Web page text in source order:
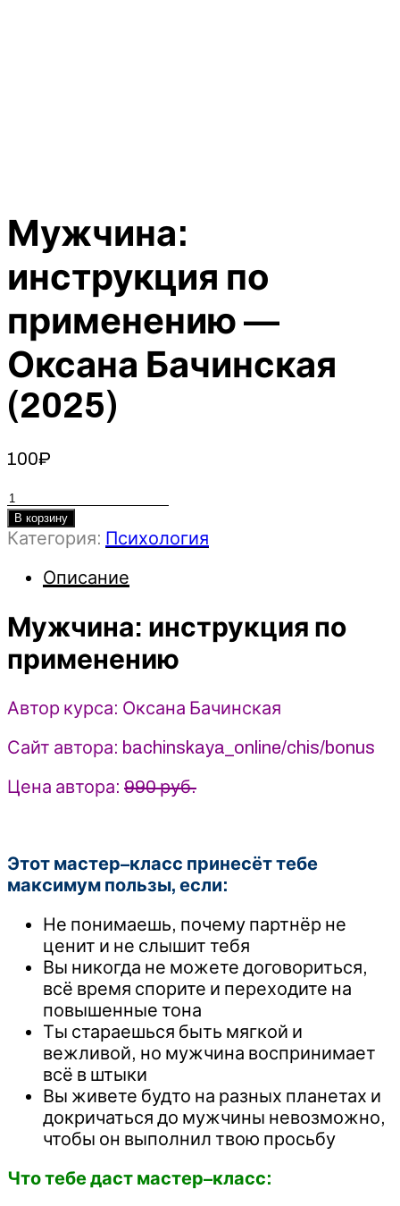
Мужчина:
инструкция по
применению —
Оксана Бачинская
(2025)
100₽
Количество
товара
Мужчина:
по
-
Оксана
Бачинская
В корзину
Категория: Психология
Описание
Мужчина: инструкция по
применению
Автор курса: Оксана Бачинская
Сайт автора: bachinskaya_online/chis/bonus
Цена автора: 990 руб.
Этот мастер–класс принесёт тебе
максимум пользы, если:
Не понимаешь, почему партнёр не
ценит и не слышит тебя
Вы никогда не можете договориться,
всё время спорите и переходите на
повышенные тона
Ты стараешься быть мягкой и
вежливой, но мужчина воспринимает
всё в штыки
Вы живете будто на разных планетах и
докричаться до мужчины невозможно,
чтобы он выполнил твою просьбу
Что тебе даст мастер–класс: